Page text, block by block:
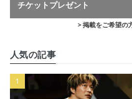
チケットプレゼント
> 掲載をご希望の
人気の記事